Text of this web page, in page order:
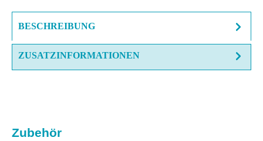
BESCHREIBUNG
ZUSATZINFORMATIONEN
Produktgalerie überspringen
Zubehör